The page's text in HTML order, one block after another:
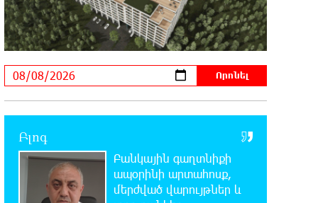
ժայթքել է Էտնա հրաբուխը
22:59:55 7-08-2026
զոհերի ու վիրավորների մասին
22:21:15 7-08-2026
Վանաձորում բшխվել են «Jeep
Բլոգ
Բանկային գաղտնիքի
ապօրինի արտահոսք,
մերժված վարույթներ և